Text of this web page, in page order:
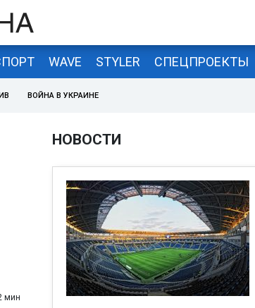
WAVE STYLER СПЕЦПРОЕКТЫ
ВОЙНА В УКРАИНЕ
мин
НОВОСТИ